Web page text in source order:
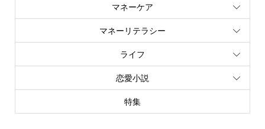
マネーケア
マネーリテラシー
ライフ
恋愛小説
特集